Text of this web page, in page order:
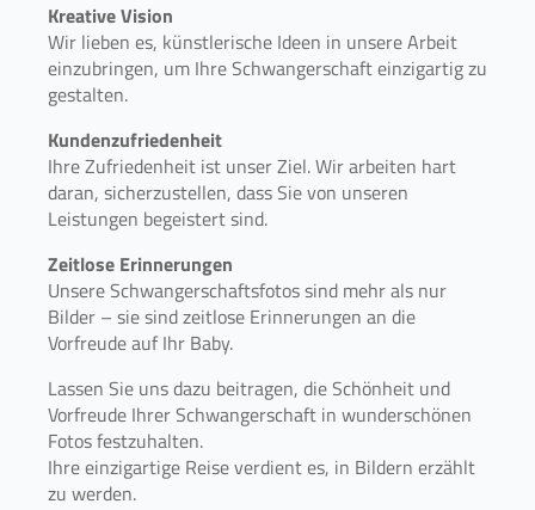
Kreative Vision
Wir lieben es, künstlerische Ideen in unsere Arbeit
einzubringen, um Ihre Schwangerschaft einzigartig zu
gestalten.
Kundenzufriedenheit
Ihre Zufriedenheit ist unser Ziel. Wir arbeiten hart
daran, sicherzustellen, dass Sie von unseren
Leistungen begeistert sind.
Zeitlose Erinnerungen
Unsere Schwangerschaftsfotos sind mehr als nur
Bilder – sie sind zeitlose Erinnerungen an die
Vorfreude auf Ihr Baby.
Lassen Sie uns dazu beitragen, die Schönheit und
Vorfreude Ihrer Schwangerschaft in wunderschönen
Fotos festzuhalten.
Ihre einzigartige Reise verdient es, in Bildern erzählt
zu werden.